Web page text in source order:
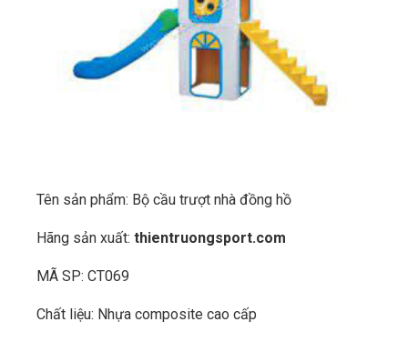
Tên sản phẩm: Bộ cầu trượt nhà đồng hồ
Hãng sản xuất: thientruongsport.com
MÃ SP: CT069
Chất liệu: Nhựa composite cao cấp